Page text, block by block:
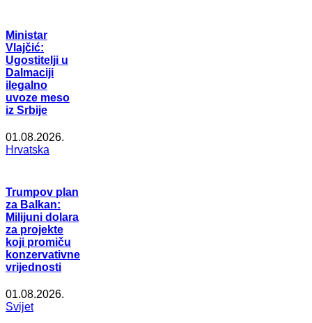
Ministar
Vlajčić:
Ugostitelji u
Dalmaciji
ilegalno
uvoze meso
iz Srbije
01.08.2026.
Hrvatska
Trumpov plan
za Balkan:
Milijuni dolara
za projekte
koji promiču
konzervativne
vrijednosti
01.08.2026.
Svijet